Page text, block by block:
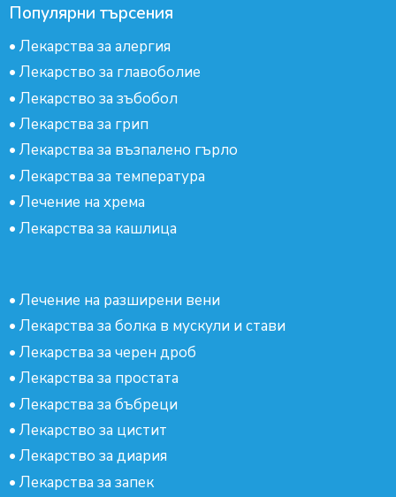
Популярни търсения
• Лекарства за алергия
• Лекарство за главоболие
• Лекарство за зъбобол
• Лекарства за грип
• Лекарства за възпалено гърло
• Лекарства за температура
• Лечение на хрема
• Лекарства за кашлица
• Лечение на разширени вени
• Лекарства за болка в мускули и стави
• Лекарства за черен дроб
• Лекарства за простата
• Лекарства за бъбреци
• Лекарство за цистит
• Лекарство за диария
• Лекарства за запек